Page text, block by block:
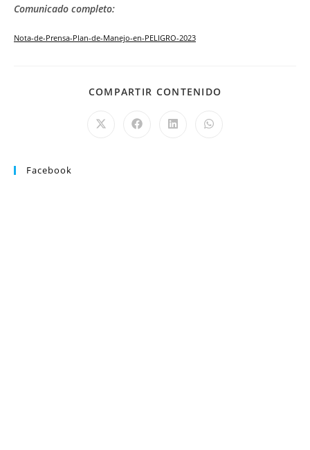
Comunicado completo:
Nota-de-Prensa-Plan-de-Manejo-en-PELIGRO-2023
COMPARTIR CONTENIDO
Facebook